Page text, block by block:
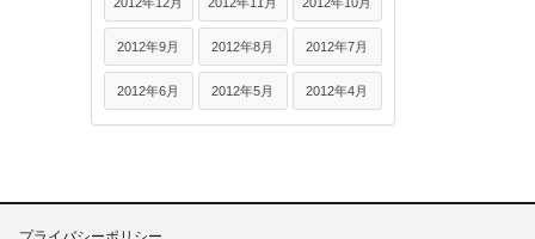
2012年9月 2012年8月 2012年7月
2012年6月 2012年5月 2012年4月